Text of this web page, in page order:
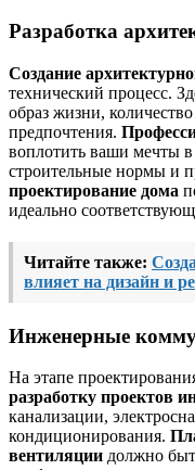
Разработка
Создание
технический процесс.
образ жизни,
предпочтения.
воплотить ваши мечты в
строительные нормы и
проектирование дома
идеально
Читайте также:
влияет на дизайн и
Инженерные
На этапе
разработку проектов
канализации,
кондиционирования.
вентиляции должно